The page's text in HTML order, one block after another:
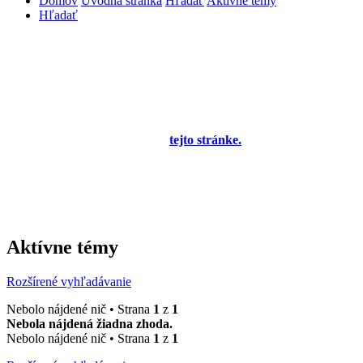
Hľadať
tejto stránke.
Aktívne témy
Rozšírené vyhľadávanie
Nebolo nájdené nič • Strana 1 z 1
Nebola nájdená žiadna zhoda.
Nebolo nájdené nič • Strana 1 z 1